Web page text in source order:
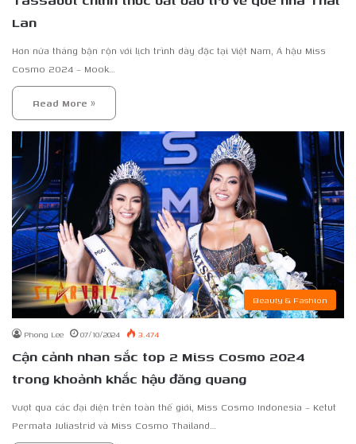
Lan
Hơn nửa tháng bận rộn với lịch trình dày đặc tại Việt Nam, Á hậu Miss
Cosmo 2024 – Mook…
Read More »
Beauty & Fashion
Phong Lee 07/10/2024 3.474
Cận cảnh nhan sắc top 2 Miss Cosmo 2024
trong khoảnh khắc hậu đăng quang
Vượt qua các đại diện trên toàn thế giới, Miss Cosmo Indonesia – Ketut
Permata Juliastrid và Miss Cosmo Thailand…